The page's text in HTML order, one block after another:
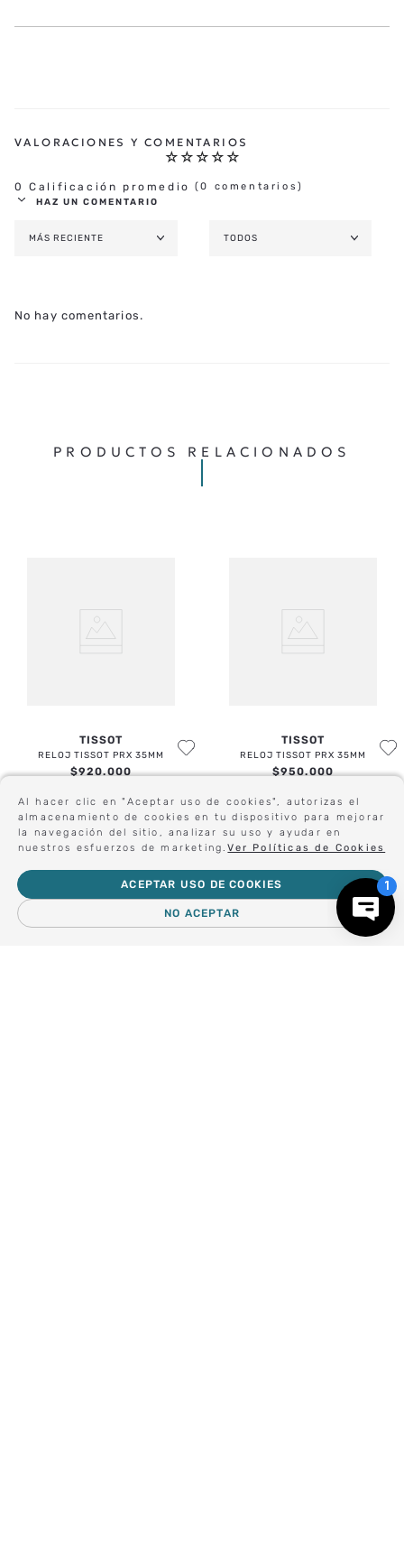
Al hacer clic en "Aceptar uso de cookies", autorizas el
almacenamiento de cookies en tu dispositivo para mejorar
la navegación del sitio, analizar su uso y ayudar en
nuestros esfuerzos de marketing.Ver Políticas de Cookies
NO ACEPTAR
ACEPTAR USO DE COOKIES
☆ ☆ ☆ ☆ ☆
0 Calificación promedio (0 comentarios)
HAZ UN COMENTARIO
TU UBICACIÓN
MÁS RECIENTE TODOS
No hay comentarios.
PRODUCTOS RELACIONADOS
TISSOT
RELOJ TISSOT PRX 35MM
$920.000
TISSOT
RELOJ TISSOT PRX 35MM
$950.000
Sé el primero en conocer nuestras novedades:
Forma parte de nuestros clientes exclusivos.